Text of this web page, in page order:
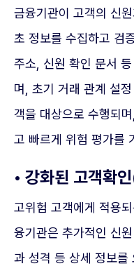
금융기관이 고객의 신
초 정보를 수집하고 검
주소, 신원 확인 문서
며, 초기 거래 관계 설
객을 대상으로 수행되
고 빠르게 위험 평가를
• 강화된 고객확
고위험 고객에게 적용
융기관은 추가적인 신
과 성격 등 상세 정보를